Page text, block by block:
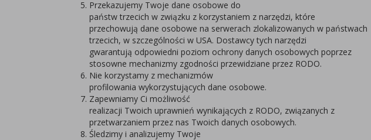
Przekazujemy Twoje dane osobowe do
państw trzecich w związku z korzystaniem z narzędzi, które
przechowują dane osobowe na serwerach zlokalizowanych w państwach
trzecich, w szczególności w USA. Dostawcy tych narzędzi
gwarantują odpowiedni poziom ochrony danych osobowych poprzez
stosowne mechanizmy zgodności przewidziane przez RODO.
Nie korzystamy z mechanizmów
profilowania wykorzystujących dane osobowe.
Zapewniamy Ci możliwość
realizacji Twoich uprawnień wynikających z RODO, związanych z
przetwarzaniem przez nas Twoich danych osobowych.
Śledzimy i analizujemy Twoje